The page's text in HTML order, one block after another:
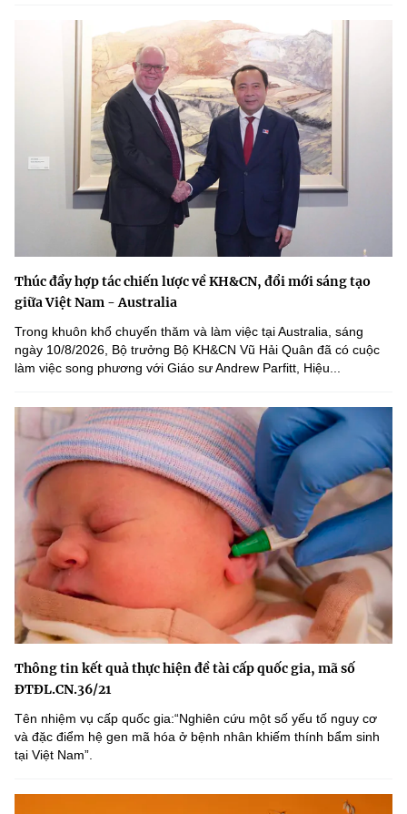
Thúc đẩy hợp tác chiến lược về KH&CN, đổi mới sáng tạo
giữa Việt Nam - Australia
Trong khuôn khổ chuyến thăm và làm việc tại Australia, sáng
ngày 10/8/2026, Bộ trưởng Bộ KH&CN Vũ Hải Quân đã có cuộc
làm việc song phương với Giáo sư Andrew Parfitt, Hiệu...
Thông tin kết quả thực hiện đề tài cấp quốc gia, mã số
ĐTĐL.CN.36/21
Tên nhiệm vụ cấp quốc gia:“Nghiên cứu một số yếu tố nguy cơ
và đặc điểm hệ gen mã hóa ở bệnh nhân khiếm thính bẩm sinh
tại Việt Nam”.